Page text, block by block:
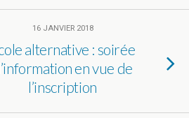
16 JANVIER 2018
alternative : soirée
en vue de
l’inscription